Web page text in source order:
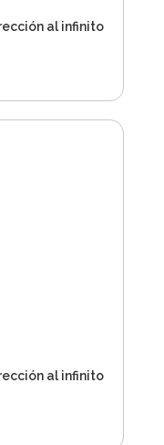
al infinito
al infinito